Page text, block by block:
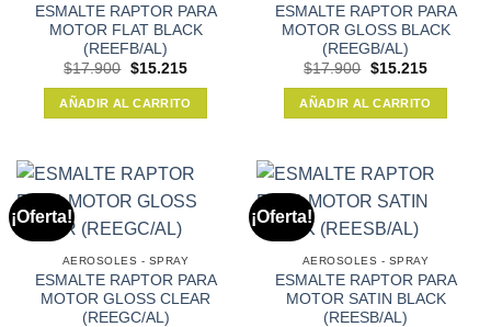
ESMALTE RAPTOR PARA
MOTOR FLAT BLACK
(REEFB/AL)
$17.900 El
original
era:
$15.215El
actual
es:
AÑADIR AL CARRITO
ESMALTE RAPTOR PARA
MOTOR GLOSS BLACK
(REEGB/AL)
$17.900 El
original
era:
$15.215El
actual
es:
AÑADIR AL CARRITO
¡Oferta!
AEROSOLES - SPRAY
ESMALTE RAPTOR PARA
MOTOR GLOSS CLEAR
(REEGC/AL)
¡Oferta!
AEROSOLES - SPRAY
ESMALTE RAPTOR PARA
MOTOR SATIN BLACK
(REESB/AL)